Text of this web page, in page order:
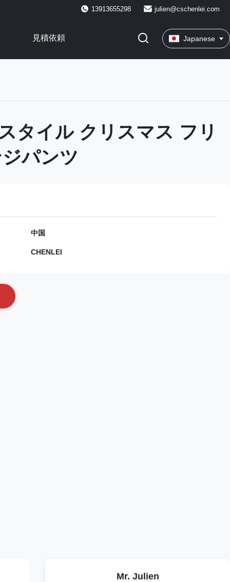
13913655298 julien@cschenlei.com
見積依頼 Japanese
タイル クリスマス フリ
パンツ
中国
CHENLEI
Mr. Julien